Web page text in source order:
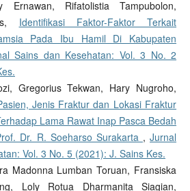
Ernawan, Rifatolistia Tampubolon,
Identifikasi Faktor-Faktor Terkait
Pada Ibu Hamil Di Kabupaten
Sains dan Kesehatan: Vol. 3 No. 2
Gregorius Tekwan, Hary Nugroho,
Jenis Fraktur dan Lokasi Fraktur
Lama Rawat Inap Pasca Bedah
Dr. R. Soeharso Surakarta ,Jurnal
Vol. 3 No. 5 (2021): J. Sains Kes.
Madonna Lumban Toruan, Fransiska
Loly Rotua Dharmanita Siagian,